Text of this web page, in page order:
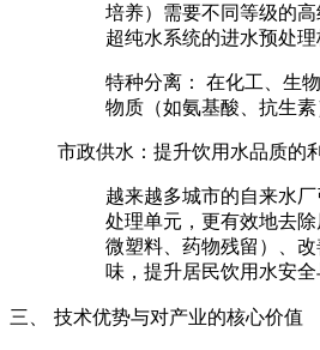
培养）需要不同等级的
超纯水系统的进水预处理
特种分离：
在化工、生
物质（如氨基酸、抗生素
市政供水：提升饮用水品质的
越来越多城市的自来水
处理单元，更有效地去
微塑料、药物残留）、
味，提升居民饮用水安全
三、 技术优势与对产业的核心价值